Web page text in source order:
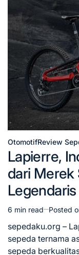
Posted
OtomotifReview
Lapierre,
dari Merek
Legendaris
Estimated
read
time
6 min read Posted
sepedaku.org –
sepeda ternama
sepeda